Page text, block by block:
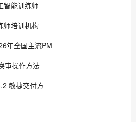
智能训练师
师培训机构
年全国主流PM
审操作方法
敏捷交付方